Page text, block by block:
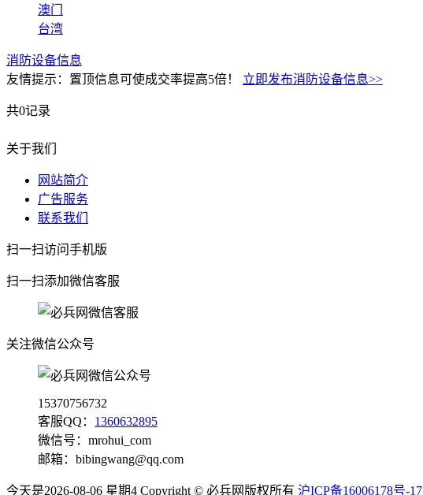
澳门
台湾
消防设备信息
友情提示：置顶信息可使成交率提高5倍！ 立即发布消防设备信息>>
共0记录
关于我们
网站简介
广告服务
联系我们
扫一扫访问手机版
扫一扫添加微信客服
关注微信公众号
15370756732
客服QQ： 1360632895
微信号： mrohui_com
邮箱： bibingwang@qq.com
今天是2026-08-06 星期4 Copyright © 必兵网版权所有 沪ICP备16006178号-17